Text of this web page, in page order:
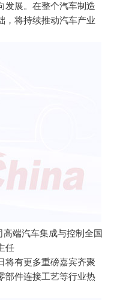
发展。在整个汽车制造
，将持续推动汽车产业
端汽车集成与控制全国
任
将有更多重磅嘉宾齐聚
部件连接工艺等行业热